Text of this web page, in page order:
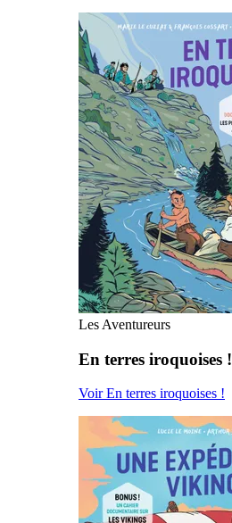
Les Aventureurs
En terres iroquoises !
Voir En terres iroquoises !